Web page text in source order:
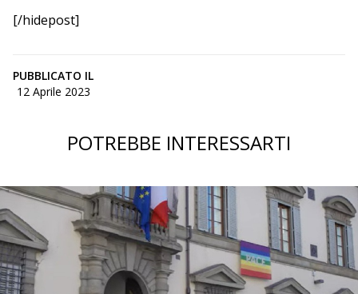
[/hidepost]
PUBBLICATO IL
12 Aprile 2023
POTREBBE INTERESSARTI